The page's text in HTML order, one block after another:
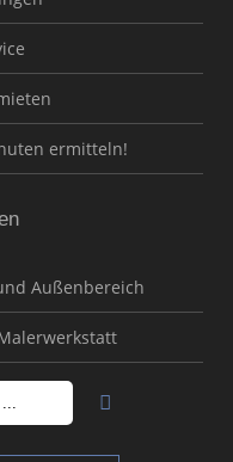
ermitteln!
Außenbereich